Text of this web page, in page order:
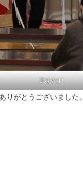
玉すだれ
りがとうございました。